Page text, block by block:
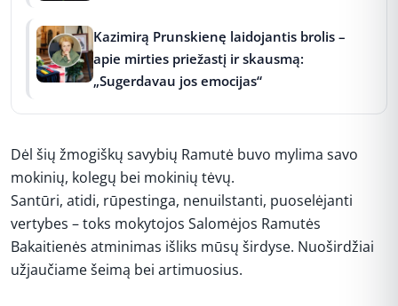
Kazimirą Prunskienę laidojantis brolis –
apie mirties priežastį ir skausmą:
„Sugerdavau jos emocijas“
Dėl šių žmogiškų savybių Ramutė buvo mylima savo
mokinių, kolegų bei mokinių tėvų.
Santūri, atidi, rūpestinga, nenuilstanti, puoselėjanti
vertybes – toks mokytojos Salomėjos Ramutės
Bakaitienės atminimas išliks mūsų širdyse. Nuoširdžiai
užjaučiame šeimą bei artimuosius.